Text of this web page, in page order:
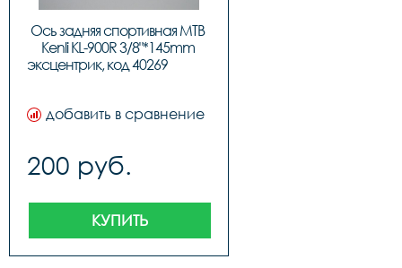
Ось задняя спортивная MTB
Kenli KL-900R 3/8"*145mm
добавить в сравнение
200 руб.
КУПИТЬ